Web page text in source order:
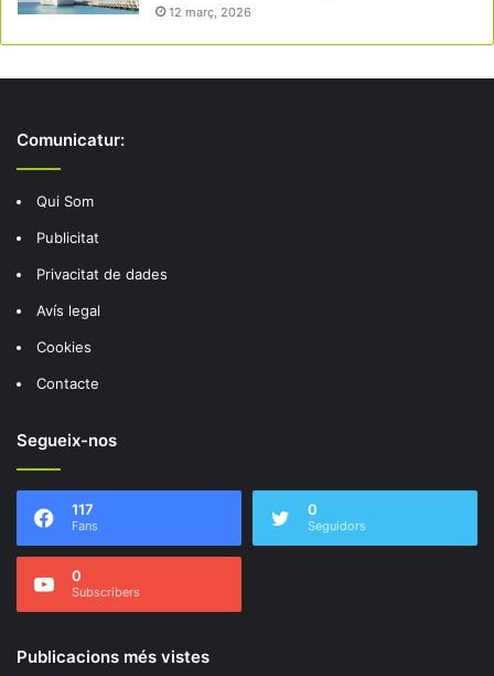
12 març, 2026
Comunicatur:
Qui Som
Publicitat
Privacitat de dades
Avís legal
Cookies
Contacte
Segueix-nos
117
Fans
0
Seguidors
0
Subscribers
Publicacions més vistes